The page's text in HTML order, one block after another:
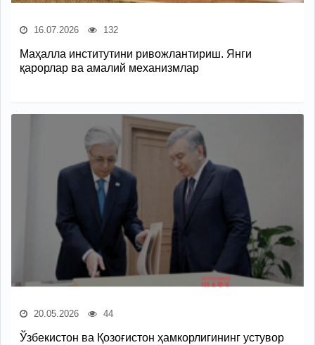
16.07.2026 132
Маҳалла институтини ривожлантириш. Янги
қарорлар ва амалий механизмлар
20.05.2026 44
Ўзбекистон ва Қозоғистон ҳамкорлигининг устувор